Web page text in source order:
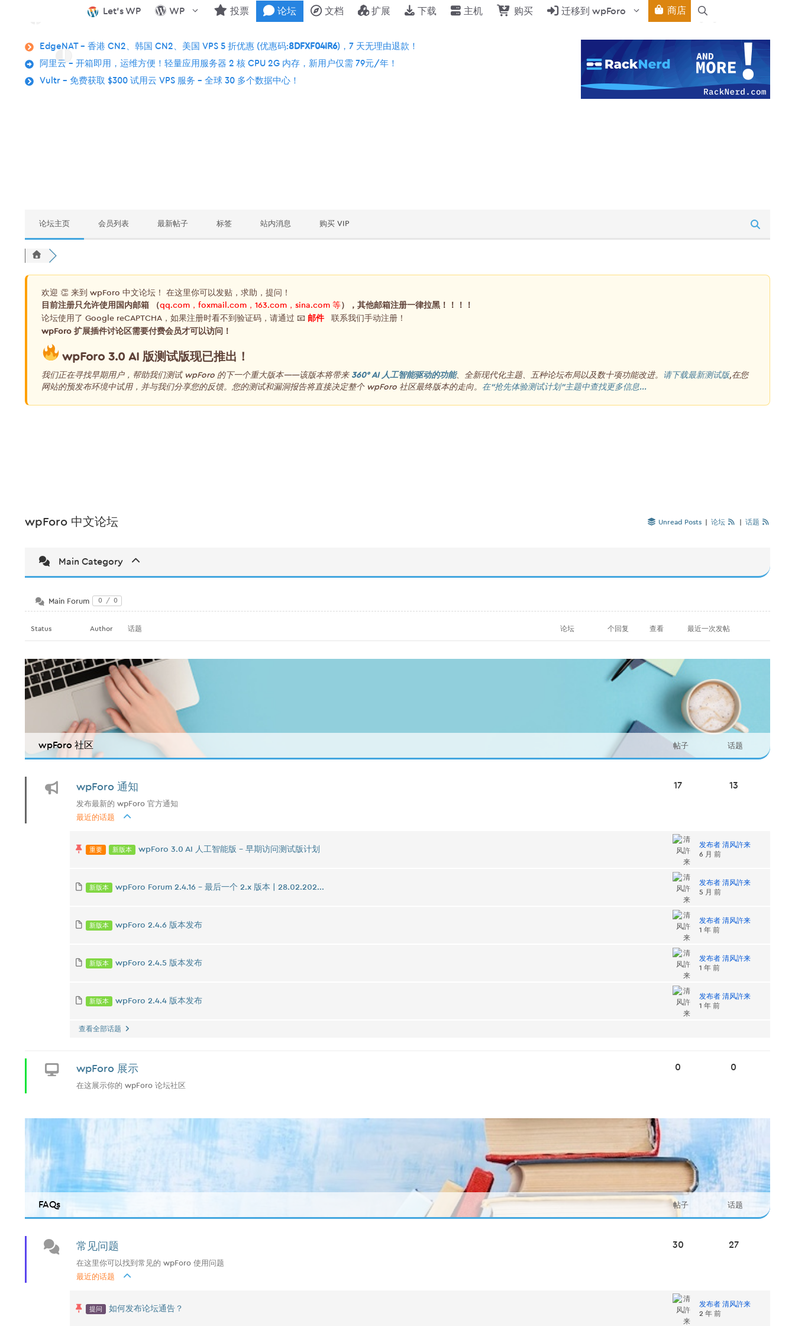
Let’s WP WP 投票 论坛 文档 扩展 下载 主机 购买 迁移到 wpForo 商店
EdgeNAT – 香港 CN2、韩国 CN2、美国 VPS 5 折优惠 (优惠码:8DFXF04IR6)，7 天无理由退款！
阿里云 – 开箱即用，运维方便！轻量应用服务器 2 核 CPU 2G 内存，新用户仅需 79元/年！
Vultr – 免费获取 $300 试用云 VPS 服务 – 全球 30 多个数据中心！
论坛主页 会员列表 最新帖子 标签 站内消息 购买 VIP
欢迎 👏 来到 wpForo 中文论坛！ 在这里你可以发贴，求助，提问！
目前注册只允许使用国内邮箱 （qq.com，foxmail.com，163.com，sina.com 等），其他邮箱注册一律拉黑！！！！
论坛使用了 Google reCAPTCHA，如果注册时看不到验证码，请通过 📧 邮件联系我们手动注册！
wpForo 扩展插件讨论区需要付费会员才可以访问！
wpForo 3.0 AI 版测试版现已推出！
我们正在寻找早期用户，帮助我们测试 wpForo 的下一个重大版本——该版本将带来 360° AI 人工智能驱动的功能、全新现代化主题、五种论坛布局以及数十项功能改进。 请下载最新测试版,在您
网站的预发布环境中试用，并与我们分享您的反馈。您的测试和漏洞报告将直接决定整个 wpForo 社区最终版本的走向。 在“抢先体验测试计划”主题中查找更多信息...
wpForo 中文论坛 Unread Posts 论坛 话题
Main Category
Main Forum 0 / 0
Status Author 话题 论坛 个回复 查看 最近一次发帖
wpForo 社区 帖子 话题
wpForo 通知
发布最新的 wpForo 官方通知
最近的话题
17 13
重要 新版本 wpForo 3.0 AI 人工智能版 - 早期访问测试版计划
发布者 清风許来
6 月 前
新版本 wpForo Forum 2.4.16 – 最后一个 2.x 版本 | 28.02.202...
发布者 清风許来
5 月 前
新版本 wpForo 2.4.6 版本发布
发布者 清风許来
1 年 前
新版本 wpForo 2.4.5 版本发布
发布者 清风許来
1 年 前
新版本 wpForo 2.4.4 版本发布
发布者 清风許来
1 年 前
查看全部话题
wpForo 展示
在这展示你的 wpForo 论坛社区
0 0
FAQs 帖子 话题
常见问题
在这里你可以找到常见的 wpForo 使用问题
最近的话题
30 27
提问 如何发布论坛通告？
发布者 清风許来
2 年 前